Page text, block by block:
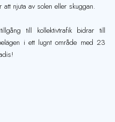
njuta av solen eller skuggan.
till kollektivtrafik bidrar till
i ett lugnt område med 23